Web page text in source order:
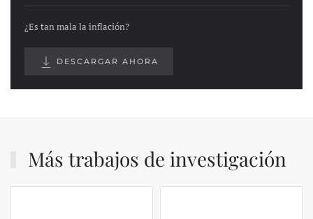
¿Es tan mala la inflación?
DESCARGAR AHORA
Más trabajos de investigación